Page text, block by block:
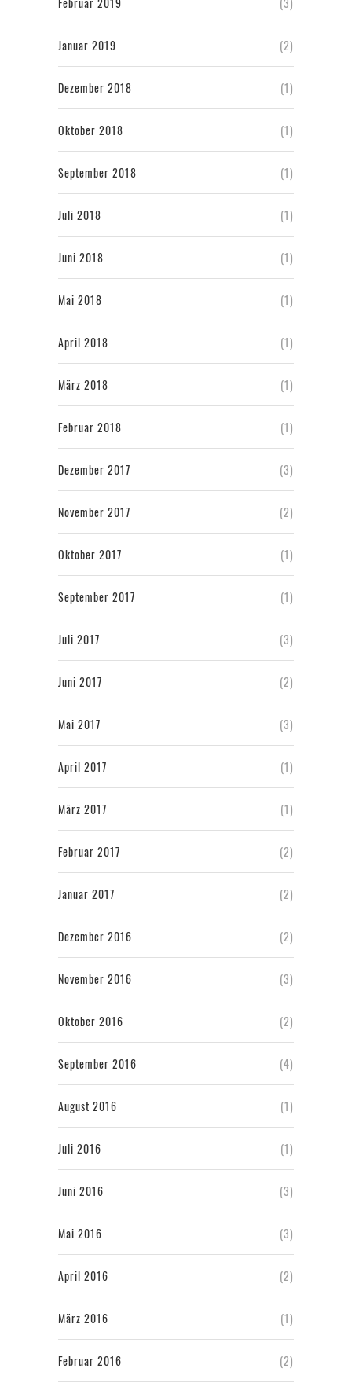
Januar 2019 (2)
Dezember 2018 (1)
Oktober 2018 (1)
September 2018 (1)
Juli 2018 (1)
Juni 2018 (1)
Mai 2018 (1)
April 2018 (1)
März 2018 (1)
Februar 2018 (1)
Dezember 2017 (3)
November 2017 (2)
Oktober 2017 (1)
September 2017 (1)
Juli 2017 (3)
Juni 2017 (2)
Mai 2017 (3)
April 2017 (1)
März 2017 (1)
Februar 2017 (2)
Januar 2017 (2)
Dezember 2016 (2)
November 2016 (3)
Oktober 2016 (2)
September 2016 (4)
August 2016 (1)
Juli 2016 (1)
Juni 2016 (3)
Mai 2016 (3)
April 2016 (2)
März 2016 (1)
Februar 2016 (2)